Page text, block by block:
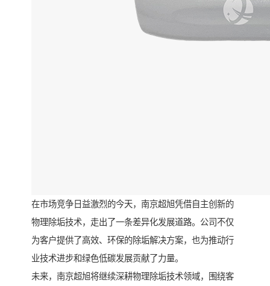
在市场竞争日益激烈的今天，南京超旭凭借自主创新的
物理除垢技术，走出了一条差异化发展道路。公司不仅
为客户提供了高效、环保的除垢解决方案，也为推动行
业技术进步和绿色低碳发展贡献了力量。
未来，南京超旭将继续深耕物理除垢技术领域，围绕客